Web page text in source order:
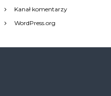
Kanał komentarzy
WordPress.org